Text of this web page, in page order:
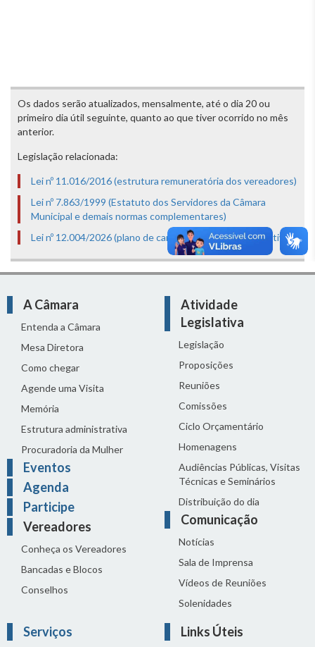
Os dados serão atualizados, mensalmente, até o dia 20 ou
primeiro dia útil seguinte, quanto ao que tiver ocorrido no mês
anterior.
Legislação relacionada:
Lei nº 11.016/2016 (estrutura remuneratória dos vereadores)
Lei nº 7.863/1999 (Estatuto dos Servidores da Câmara
Municipal e demais normas complementares)
Lei nº 12.004/2026 (plano de carreira dos servidores efetivos)
A Câmara
Entenda a Câmara
Mesa Diretora
Como chegar
Agende uma Visita
Memória
Estrutura administrativa
Procuradoria da Mulher
Eventos
Agenda
Participe
Vereadores
Conheça os Vereadores
Bancadas e Blocos
Conselhos
Atividade
Legislativa
Legislação
Proposições
Reuniões
Comissões
Ciclo Orçamentário
Homenagens
Audiências Públicas, Visitas
Técnicas e Seminários
Distribuição do dia
Comunicação
Notícias
Sala de Imprensa
Vídeos de Reuniões
Solenidades
Serviços Links Úteis